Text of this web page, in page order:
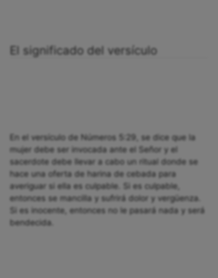
El significado del versículo
En el versículo de Números 5:29, se dice que la
mujer debe ser invocada ante el Señor y el
sacerdote debe llevar a cabo un ritual donde se
hace una oferta de harina de cebada para
averiguar si ella es culpable. Si es culpable,
entonces se mancilla y sufrirá dolor y vergüenza.
Si es inocente, entonces no le pasará nada y será
bendecida.